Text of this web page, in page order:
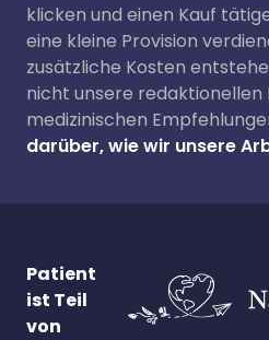
klicken und einen Kauf
eine kleine Provision
zusätzliche Kosten
nicht unsere redaktionellen
medizinischen
darüber, wie wir unsere
Patient
ist Teil
von